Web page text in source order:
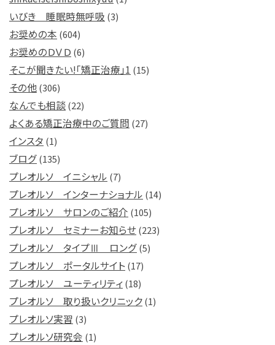
いびき 睡眠時無呼吸 (3)
お奨めの本 (604)
お奨めのＤＶＤ (6)
そこが聞きたい!「矯正治療」1 (15)
その他(306)
なんでも相談(22)
よくある矯正治療中のご質問 (27)
インスタ (1)
ブログ(135)
プレオルソ イニシャル (7)
プレオルソ インターナショナル (14)
プレオルソ サロンのご紹介 (105)
プレオルソ セミナーお知らせ(223)
プレオルソ タイプⅢ ロング(5)
プレオルソ ポータルサイト(17)
プレオルソ ユーティリティ(18)
プレオルソ 取り扱いクリニック(1)
プレオルソ実習 (3)
プレオルソ研究会 (1)